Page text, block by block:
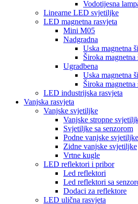
Vodotijesna
Linearne LED svjetiljke
LED magnetna rasvjeta
Mini M05
Nadgradna
Uska magnetna
Široka magnetna
Ugradbena
Uska magnetna
Široka magnetna
LED industrijska rasvjeta
Vanjska rasvjeta
Vanjske svjetiljke
Vanjske stropne
Svjetiljke sa senzorom
Podne vanjske svjetiljke
Zidne vanjske svjetiljke
Vrtne kugle
LED reflektori i pribor
Led reflektori
Led reflektori sa
Dodaci za reflektore
LED ulična rasvjeta